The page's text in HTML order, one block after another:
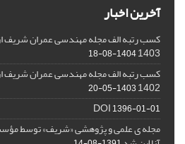
آخرین اخبار
کسب رتبه الف مجله مهندسی عمران شریف
1403
1404-08-18
کسب رتبه الف مجله مهندسی عمران شریف
1402
1403-05-20
DOI1396-01-01
مجله ی علمی و پژوهشی «شریف» توسط